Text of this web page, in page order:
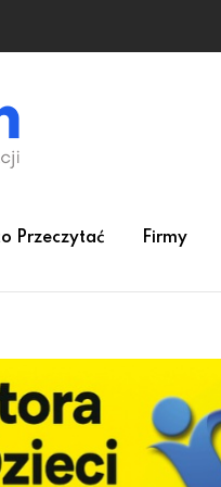
Przeczytać Firmy